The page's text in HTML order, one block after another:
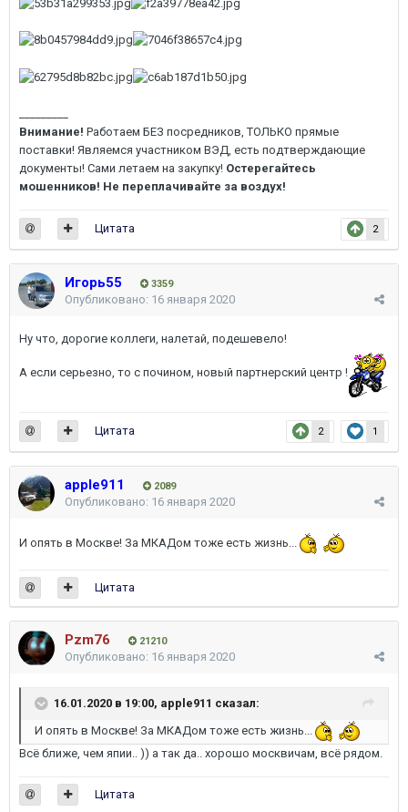
Внимание! Работаем БЕЗ посредников, ТОЛЬКО прямые
поставки! Являемся участником ВЭД, есть подтверждающие
документы! Сами летаем на закупку! Остерегайтесь
мошенников! Не переплачивайте за воздух!
2
Цитата
Игорь55 3359
Опубликовано: 16 января 2020
Ну что, дорогие коллеги, налетай, подешевело!
А если серьезно, то с почином, новый партнерский центр !
2 1
Цитата
apple911 2089
Опубликовано: 16 января 2020
И опять в Москве! За МКАДом тоже есть жизнь...
Цитата
Pzm76 21210
Опубликовано: 16 января 2020
16.01.2020 в 19:00, apple911 сказал:
И опять в Москве! За МКАДом тоже есть жизнь...
Всё ближе, чем япии.. )) а так да.. хорошо москвичам, всё рядом.
Цитата